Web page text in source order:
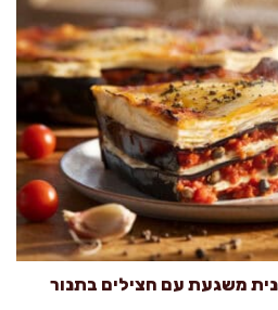
משגעת עם חצילים בתנור